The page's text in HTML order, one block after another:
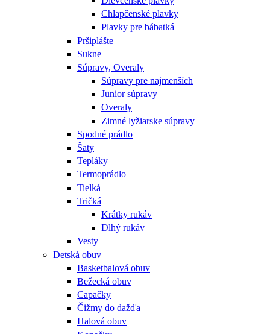
Chlapčenské plavky
Plavky pre bábatká
Pršiplášte
Sukne
Súpravy, Overaly
Súpravy pre najmenších
Junior súpravy
Overaly
Zimné lyžiarske súpravy
Spodné prádlo
Šaty
Tepláky
Termoprádlo
Tielká
Tričká
Krátky rukáv
Dlhý rukáv
Vesty
Detská obuv
Basketbalová obuv
Bežecká obuv
Capačky
Čižmy do dažďa
Halová obuv